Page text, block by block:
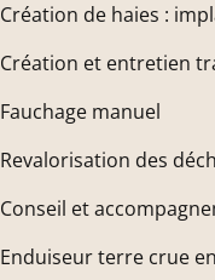
Création de haies :
Création et entretien
Fauchage manuel
Revalorisation des
Conseil et
Enduiseur terre crue